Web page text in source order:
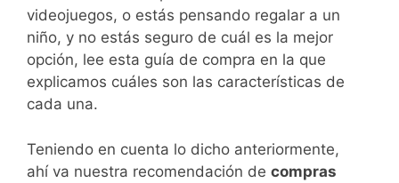
videojuegos, o estás pensando regalar a un
niño, y no estás seguro de cuál es la mejor
opción, lee esta guía de compra en la que
explicamos cuáles son las características de
cada una.
Teniendo en cuenta lo dicho anteriormente,
ahí va nuestra recomendación de compras